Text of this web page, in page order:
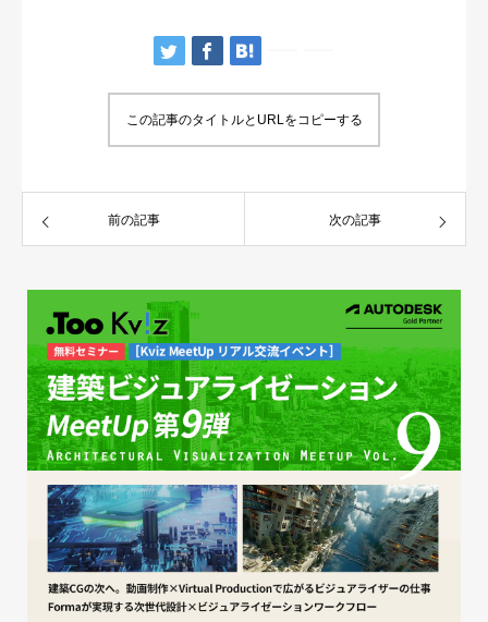
この記事のタイトルとURLをコピーする
前の記事 次の記事